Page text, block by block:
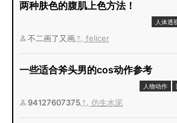
两种肤色的腹肌上色方法！
人体透
不二画了又画 felicer
一些适合斧头男的cos动作参考
人物动作
94127607375 仿生水泥